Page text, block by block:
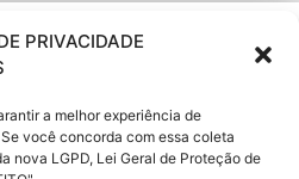
PRIVACIDADE
a melhor experiência de
você concorda com essa coleta
nova LGPD, Lei Geral de Proteção de
ou
via